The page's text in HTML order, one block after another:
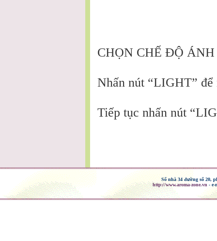
CHỌN CHẾ ĐỘ
Nhấn nút “LIGHT”
Tiếp tục nhấn nút
Số nhà 34 đường số 20,
http://www.aroma-zone.vn -